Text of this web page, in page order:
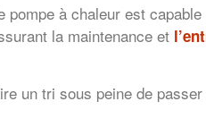
à chaleur est
la maintenance et
un tri sous peine de